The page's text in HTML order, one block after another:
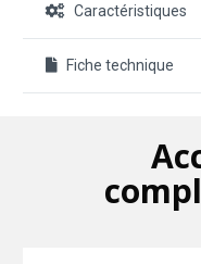
Caractéristiques
Fiche technique